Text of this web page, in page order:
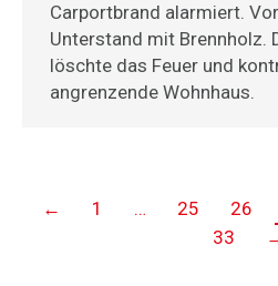
Carportbrand alarmiert.
Unterstand mit Brennholz.
löschte das Feuer und
angrenzende Wohnhaus.
← 1 … 25 26
33